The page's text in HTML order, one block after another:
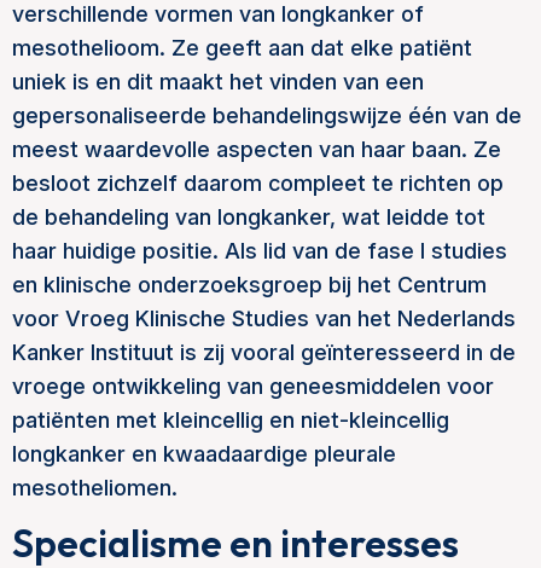
verschillende vormen van longkanker of
mesothelioom. Ze geeft aan dat elke patiënt
uniek is en dit maakt het vinden van een
gepersonaliseerde behandelingswijze één van de
meest waardevolle aspecten van haar baan. Ze
besloot zichzelf daarom compleet te richten op
de behandeling van longkanker, wat leidde tot
haar huidige positie. Als lid van de fase I studies
en klinische onderzoeksgroep bij het Centrum
voor Vroeg Klinische Studies van het Nederlands
Kanker Instituut is zij vooral geïnteresseerd in de
vroege ontwikkeling van geneesmiddelen voor
patiënten met kleincellig en niet-kleincellig
longkanker en kwaadaardige pleurale
mesotheliomen.
Specialisme en interesses